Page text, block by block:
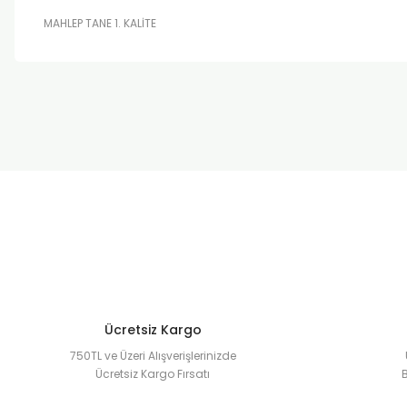
MAHLEP TANE 1. KALİTE
Ücretsiz Kargo
750TL ve Üzeri Alışverişlerinizde
Ücretsiz Kargo Fırsatı